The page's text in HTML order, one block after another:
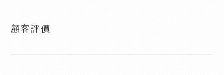
顧客評價